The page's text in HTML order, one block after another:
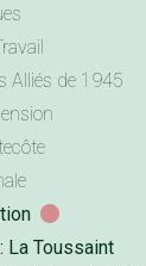
Alliés de 1945
La Toussaint